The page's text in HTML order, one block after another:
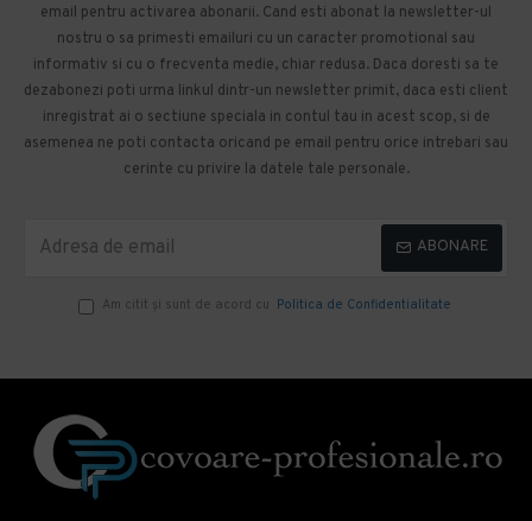
email pentru activarea abonarii. Cand esti abonat la newsletter-ul
nostru o sa primesti emailuri cu un caracter promotional sau
informativ si cu o frecventa medie, chiar redusa. Daca doresti sa te
dezabonezi poti urma linkul dintr-un newsletter primit, daca esti client
inregistrat ai o sectiune speciala in contul tau in acest scop, si de
asemenea ne poti contacta oricand pe email pentru orice intrebari sau
cerinte cu privire la datele tale personale.
ABONARE
Am citit şi sunt de acord cu Politica de Confidentialitate